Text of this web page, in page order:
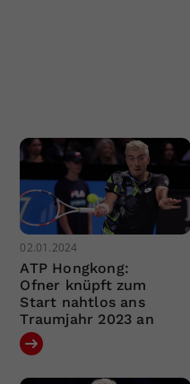
02.01.2024
ATP Hongkong:
Ofner knüpft zum
Start nahtlos ans
Traumjahr 2023 an